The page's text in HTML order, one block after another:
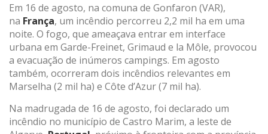
Em 16 de agosto, na comuna de Gonfaron (VAR),
na França, um incêndio percorreu 2,2 mil ha em uma
noite. O fogo, que ameaçava entrar em interface
urbana em Garde-Freinet, Grimaud e la Môle, provocou
a evacuação de inúmeros campings. Em agosto
também, ocorreram dois incêndios relevantes em
Marselha (2 mil ha) e Côte d’Azur (7 mil ha).
Na madrugada de 16 de agosto, foi declarado um
incêndio no município de Castro Marim, a leste de